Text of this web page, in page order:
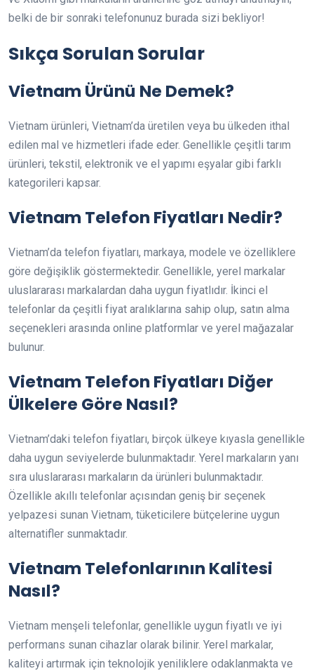
belki de bir sonraki telefonunuz burada sizi bekliyor!
Sıkça Sorulan Sorular
Vietnam Ürünü Ne Demek?
Vietnam ürünleri, Vietnam’da üretilen veya bu ülkeden ithal
edilen mal ve hizmetleri ifade eder. Genellikle çeşitli tarım
ürünleri, tekstil, elektronik ve el yapımı eşyalar gibi farklı
kategorileri kapsar.
Vietnam Telefon Fiyatları Nedir?
Vietnam’da telefon fiyatları, markaya, modele ve özelliklere
göre değişiklik göstermektedir. Genellikle, yerel markalar
uluslararası markalardan daha uygun fiyatlıdır. İkinci el
telefonlar da çeşitli fiyat aralıklarına sahip olup, satın alma
seçenekleri arasında online platformlar ve yerel mağazalar
bulunur.
Vietnam Telefon Fiyatları Diğer
Ülkelere Göre Nasıl?
Vietnam’daki telefon fiyatları, birçok ülkeye kıyasla genellikle
daha uygun seviyelerde bulunmaktadır. Yerel markaların yanı
sıra uluslararası markaların da ürünleri bulunmaktadır.
Özellikle akıllı telefonlar açısından geniş bir seçenek
yelpazesi sunan Vietnam, tüketicilere bütçelerine uygun
alternatifler sunmaktadır.
Vietnam Telefonlarının Kalitesi
Nasıl?
Vietnam menşeli telefonlar, genellikle uygun fiyatlı ve iyi
performans sunan cihazlar olarak bilinir. Yerel markalar,
kaliteyi artırmak için teknolojik yeniliklere odaklanmakta ve